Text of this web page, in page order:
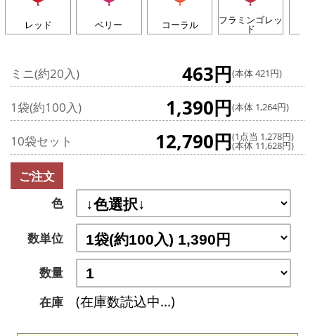
レッド ベリー コーラル フラミンゴレッ
ド
ミニ(約20入) 463円(本体 421円)
1袋(約100入) 1,390円(本体 1,264円)
10袋セット 12,790円(1点当 1,278円)
(本体 11,628円)
ご注文
色
数単位
数量
在庫
(在庫数読込中...)